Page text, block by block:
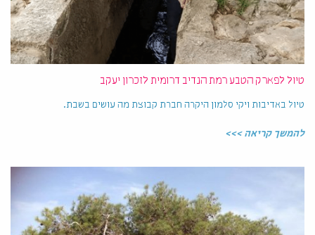
טיול לפארק הטבע רמת הנדיב דרומית לזכרון יעקב
טיול באדיבות ויקי סלמון היקרה חברת קבוצת מה עושים בשבת.
להמשך קריאה >>>